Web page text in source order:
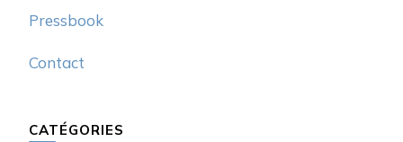
Pressbook
Contact
CATÉGORIES